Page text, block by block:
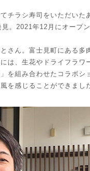
チラシ寿司をいただいた
。2021年12月にオープ
さん。富士見町にある多
は、生花やドライフラワ
を組み合わせたコラボシ
を感じることができまし